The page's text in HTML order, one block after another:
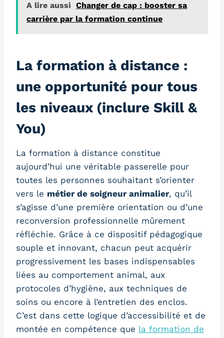
A lire aussi Changer de cap : booster sa
carrière par la formation continue
La formation à distance :
une opportunité pour tous
les niveaux (inclure Skill &
You)
La formation à distance constitue
aujourd’hui une véritable passerelle pour
toutes les personnes souhaitant s’orienter
vers le métier de soigneur animalier, qu’il
s’agisse d’une première orientation ou d’une
reconversion professionnelle mûrement
réfléchie. Grâce à ce dispositif pédagogique
souple et innovant, chacun peut acquérir
progressivement les bases indispensables
liées au comportement animal, aux
protocoles d’hygiène, aux techniques de
soins ou encore à l’entretien des enclos.
C’est dans cette logique d’accessibilité et de
montée en compétence que la formation de